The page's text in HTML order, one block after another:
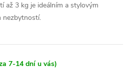
až 3 kg je ideálním a stylovým
nezbytností.
7-14 dní u vás)